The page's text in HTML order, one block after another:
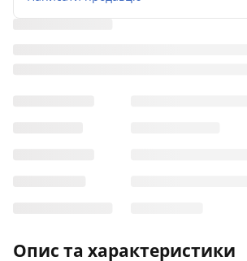
Опис та характеристики